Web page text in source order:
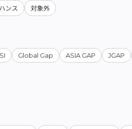
ンス 対象外
Global Gap ASIA GAP JGAP